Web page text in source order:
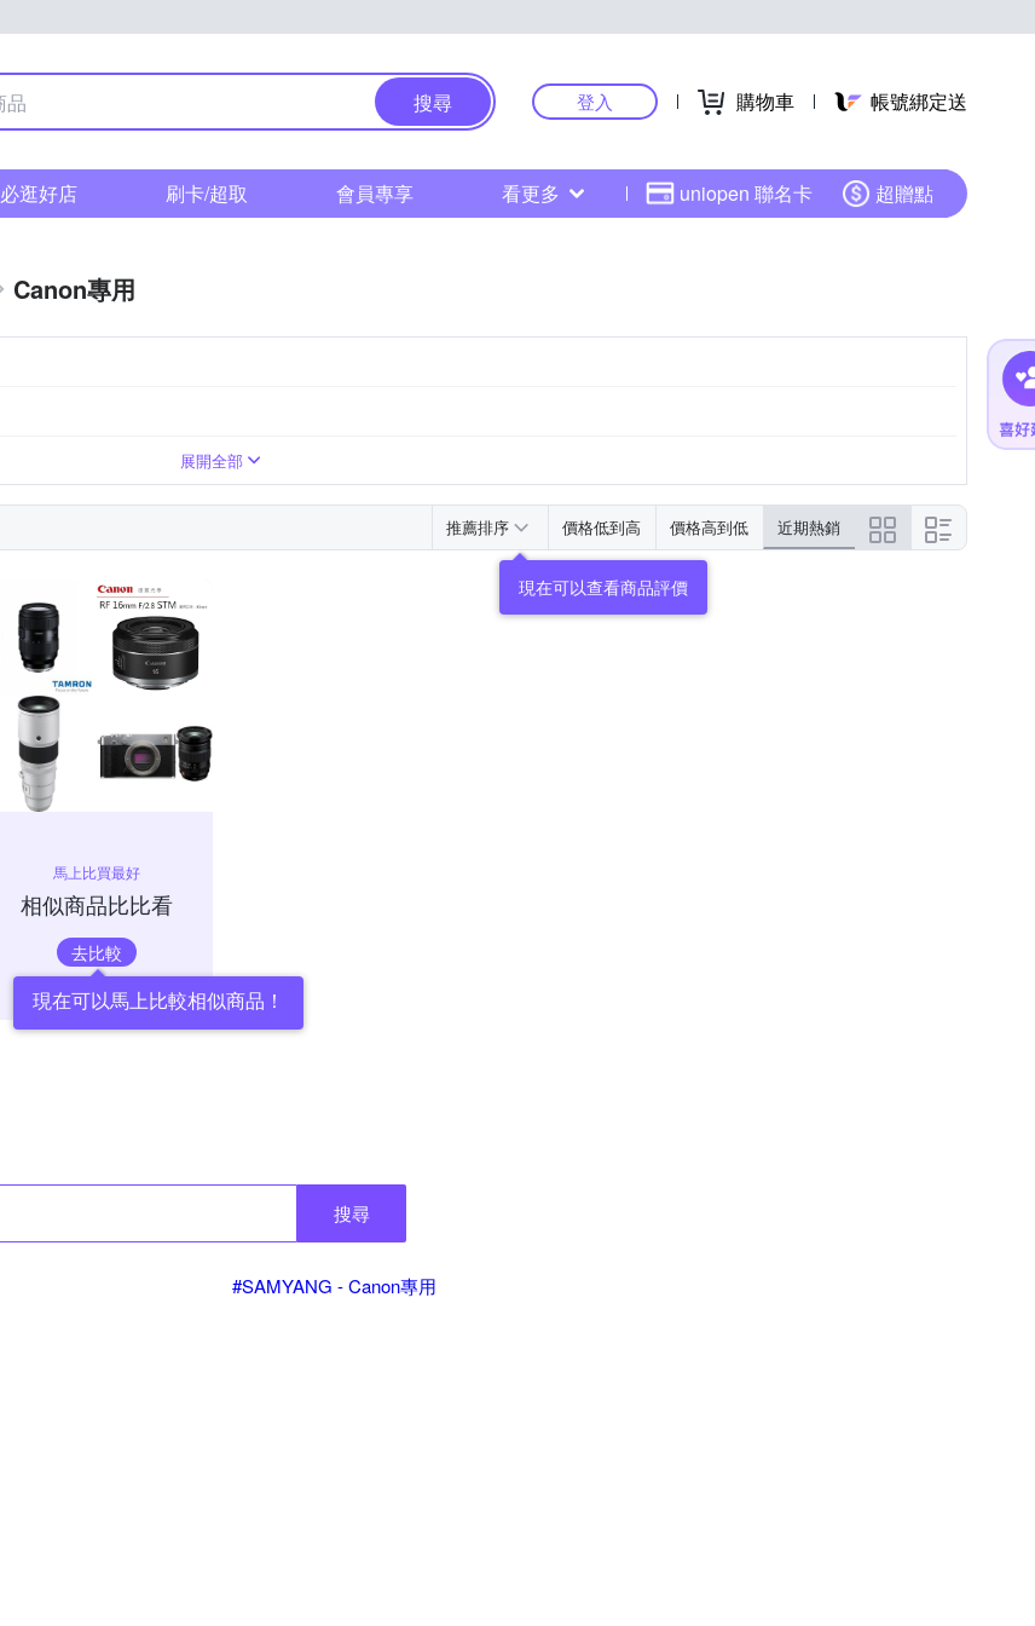
搜尋 登入 購物車 帳號綁定送
必逛好店 刷卡/超取 會員專享 看更多 uniopen 聯名卡 超贈點
Canon專用
展開全部
推薦排序 價格低到高 價格高到低 近期熱銷
現在可以查看商品評價
馬上比買最好
相似商品比比看
去比較
現在可以馬上比較相似商品！
搜尋
#SAMYANG - Canon專用